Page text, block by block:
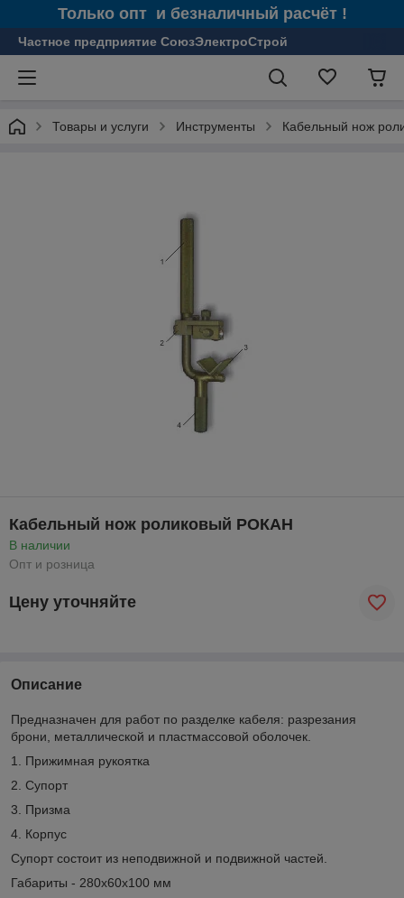
Только опт и безналичный расчёт !
Частное предприятие СоюзЭлектроСтрой
Товары и услуги Инструменты Кабельный нож
Кабельный нож роликовый РОКАН
В наличии
Опт и розница
Цену уточняйте
Описание
Предназначен для работ по разделке кабеля: разрезания
брони, металлической и пластмассовой оболочек.
1. Прижимная рукоятка
2. Супорт
3. Призма
4. Корпус
Супорт состоит из неподвижной и подвижной частей.
Габариты - 280х60х100 мм